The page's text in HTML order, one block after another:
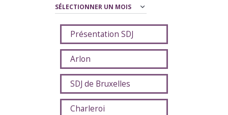
Archives
Présentation SDJ
Arlon
SDJ de Bruxelles
Charleroi